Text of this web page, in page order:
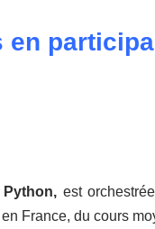
en
est
France, du cours